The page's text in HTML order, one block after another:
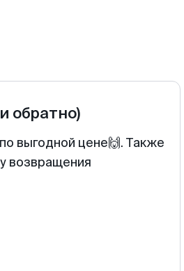
обратно)
выгодной цене🙌. Также
возвращения